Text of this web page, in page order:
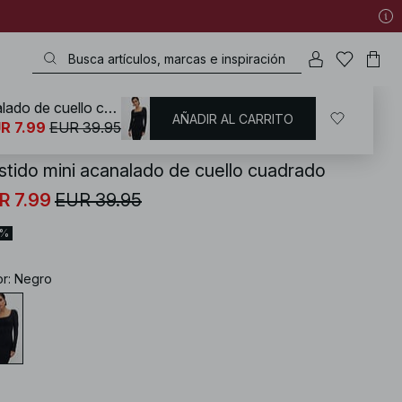
/ Vestidos / Vestidos jersey
mini acanalado de cuello cuadrado
7.99 EUR 39.95
: Negro
Vestido mini acanalado de cuello cuadrado
7.99 EUR 39.95 AÑADIR AL CARRITO